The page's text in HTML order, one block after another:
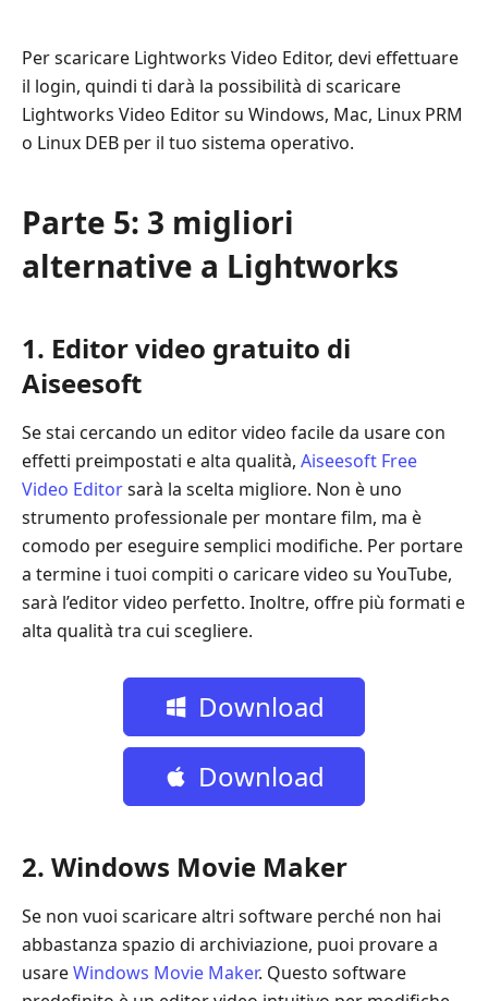
Per scaricare Lightworks Video Editor, devi effettuare
il login, quindi ti darà la possibilità di scaricare
Lightworks Video Editor su Windows, Mac, Linux PRM
o Linux DEB per il tuo sistema operativo.
Parte 5: 3 migliori
alternative a Lightworks
1. Editor video gratuito di
Aiseesoft
Se stai cercando un editor video facile da usare con
effetti preimpostati e alta qualità, Aiseesoft Free
Video Editorsarà la scelta migliore. Non è uno
strumento professionale per montare film, ma è
comodo per eseguire semplici modifiche. Per portare
a termine i tuoi compiti o caricare video su YouTube,
sarà l’editor video perfetto. Inoltre, offre più formati e
alta qualità tra cui scegliere.
Download
gratuito
Download
2. Windows Movie Maker
Se non vuoi scaricare altri software perché non hai
abbastanza spazio di archiviazione, puoi provare a
usareWindows Movie Maker. Questo software